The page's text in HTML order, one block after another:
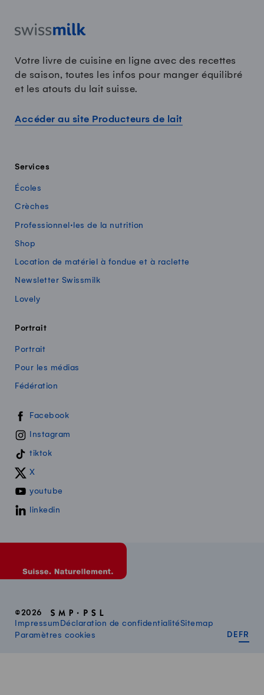
Votre livre de cuisine en ligne avec des recettes
de saison, toutes les infos pour manger équilibré
et les atouts du lait suisse.
Accéder au site Producteurs de lait
Services
Écoles
Crèches
Professionnel·les de la nutrition
Shop
Location de matériel à fondue et à raclette
Newsletter Swissmilk
Lovely
Portrait
Portrait
Pour les médias
Fédération
Swissmilk sur les réseaux sociaux
Facebook
Instagram
tiktok
X
youtube
linkedin
©2026
Impressum Déclaration de confidentialitéSitemap
Paramètres cookies
DE FR